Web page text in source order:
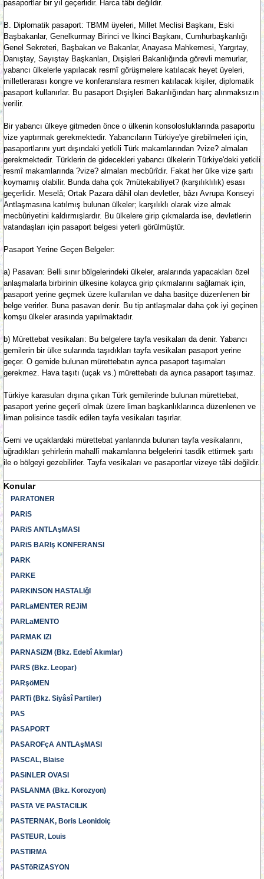
pasaportlar bir yıl geçerlidir. Harca tâbi değildir.
B. Diplomatik pasaport: TBMM üyeleri, Millet Meclisi Başkanı, Eski
Başbakanlar, Genelkurmay Birinci ve İkinci Başkanı, Cumhurbaşkanlığı
Genel Sekreteri, Başbakan ve Bakanlar, Anayasa Mahkemesi, Yargıtay,
Danıştay, Sayıştay Başkanları, Dışişleri Bakanlığında görevli memurlar,
yabancı ülkelerle yapılacak resmî görüşmelere katılacak heyet üyeleri,
milletlerarası kongre ve konferanslara resmen katılacak kişiler, diplomatik
pasaport kullanırlar. Bu pasaport Dışişleri Bakanlığından harç alınmaksızın
verilir.
Bir yabancı ülkeye gitmeden önce o ülkenin konsolosluklarında pasaportu
vize yaptırmak gerekmektedir. Yabancıların Türkiye'ye girebilmeleri için,
pasaportlarını yurt dışındaki yetkili Türk makamlarından ?vize? almaları
gerekmektedir. Türklerin de gidecekleri yabancı ülkelerin Türkiye'deki yetkili
resmî makamlarında ?vize? almaları mecbûrîdir. Fakat her ülke vize şartı
koymamış olabilir. Bunda daha çok ?mütekabiliyet? (karşılıklılık) esası
geçerlidir. Meselâ; Ortak Pazara dâhil olan devletler, bâzı Avrupa Konseyi
Antlaşmasına katılmış bulunan ülkeler; karşılıklı olarak vize almak
mecbûriyetini kaldırmışlardır. Bu ülkelere girip çıkmalarda ise, devletlerin
vatandaşları için pasaport belgesi yeterli görülmüştür.
Pasaport Yerine Geçen Belgeler:
a) Pasavan: Belli sınır bölgelerindeki ülkeler, aralarında yapacakları özel
anlaşmalarla birbirinin ülkesine kolayca girip çıkmalarını sağlamak için,
pasaport yerine geçmek üzere kullanılan ve daha basitçe düzenlenen bir
belge verirler. Buna pasavan denir. Bu tip antlaşmalar daha çok iyi geçinen
komşu ülkeler arasında yapılmaktadır.
b) Mürettebat vesikaları: Bu belgelere tayfa vesikaları da denir. Yabancı
gemilerin bir ülke sularında taşıdıkları tayfa vesikaları pasaport yerine
geçer. O gemide bulunan mürettebatın ayrıca pasaport taşımaları
gerekmez. Hava taşıtı (uçak vs.) mürettebatı da ayrıca pasaport taşımaz.
Türkiye karasuları dışına çıkan Türk gemilerinde bulunan mürettebat,
pasaport yerine geçerli olmak üzere liman başkanlıklarınca düzenlenen ve
liman polisince tasdik edilen tayfa vesikaları taşırlar.
Gemi ve uçaklardaki mürettebat yanlarında bulunan tayfa vesikalarını,
uğradıkları şehirlerin mahallî makamlarına belgelerini tasdik ettirmek şartı
ile o bölgeyi gezebilirler. Tayfa vesikaları ve pasaportlar vizeye tâbi değildir.
Konular
PARATONER
PARiS
PARiS ANTLAşMASI
PARiS BARIş KONFERANSI
PARK
PARKE
PARKiNSON HASTALIğI
PARLaMENTER REJiM
PARLaMENTO
PARMAK iZi
PARNASiZM (Bkz. Edebî Akımlar)
PARS (Bkz. Leopar)
PARşöMEN
PARTi (Bkz. Siyâsî Partiler)
PAS
PASAPORT
PASAROFçA ANTLAşMASI
PASCAL, Blaise
PASiNLER OVASI
PASLANMA (Bkz. Korozyon)
PASTA VE PASTACILIK
PASTERNAK, Boris Leonidoiç
PASTEUR, Louis
PASTIRMA
PASTöRiZASYON